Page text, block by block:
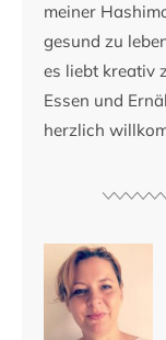
meiner
gesund zu
es liebt kreativ
Essen und
herzlich